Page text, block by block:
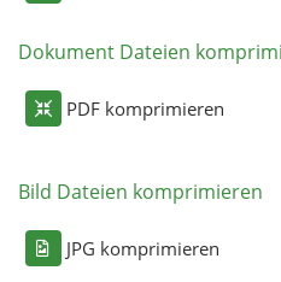
Dokument Dateien
PDF komprimieren
Bild Dateien komprimieren
JPG komprimieren